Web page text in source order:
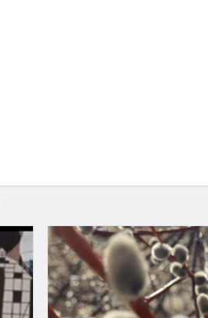
PRIZINĖS
VIETOS
MIESTO
TECHNOLOGIJŲ
OLIMPIADOJE